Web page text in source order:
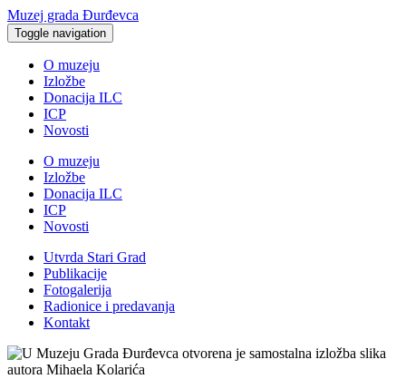
Muzej grada Đurđevca
Toggle navigation
O muzeju
Izložbe
Donacija ILC
ICP
Novosti
O muzeju
Izložbe
Donacija ILC
ICP
Novosti
Utvrda Stari Grad
Publikacije
Fotogalerija
Radionice i predavanja
Kontakt